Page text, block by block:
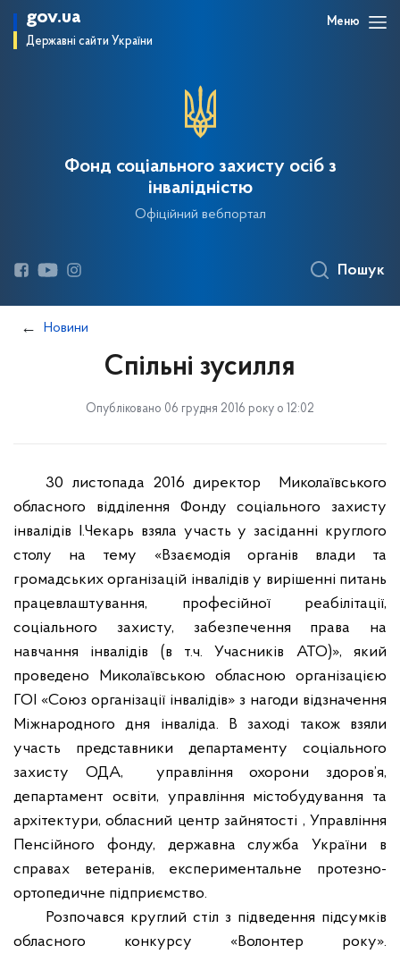
gov.ua
Державні сайти України
Меню
Фонд соціального захисту осіб з
інвалідністю
Офіційний вебпортал
Пошук
Новини
Спільні зусилля
Опубліковано 06 грудня 2016 року о 12:02
30 листопада 2016 директор
Миколаївського
обласного відділення Фонду соціального захисту
інвалідів І.Чекарь взяла участь у засіданні круглого
столу на тему «Взаємодія органів влади та
громадських організацій інвалідів у вирішенні питань
працевлаштування, професійної реабілітації,
соціального захисту, забезпечення права на
навчання інвалідів (в т.ч. Учасників АТО)», який
проведено Миколаївською обласною організацією
ГОІ «Союз організації інвалідів» з нагоди відзначення
Міжнародного дня інваліда.
В заході також взяли
участь представники департаменту соціального
захисту ОДА,
управління охорони здоров’я,
департамент освіти, управління містобудування та
архітектури, обласний центр зайнятості , Управління
Пенсійного фонду, державна служба України в
справах ветеранів, експериментальне протезно-
ортопедичне підприємство.
Розпочався круглий стіл з підведення підсумків
обласного конкурсу «Волонтер року».